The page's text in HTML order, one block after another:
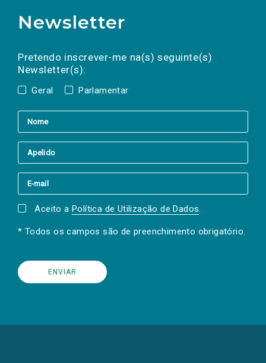
Newsletter
Pretendo inscrever-me na(s) seguinte(s)
Newsletter(s):
Geral Parlamentar
a(s) newsletter(s).
mail
Aceito a Política de Utilização de Dados.
* Todos os campos são de preenchimento obrigatório.